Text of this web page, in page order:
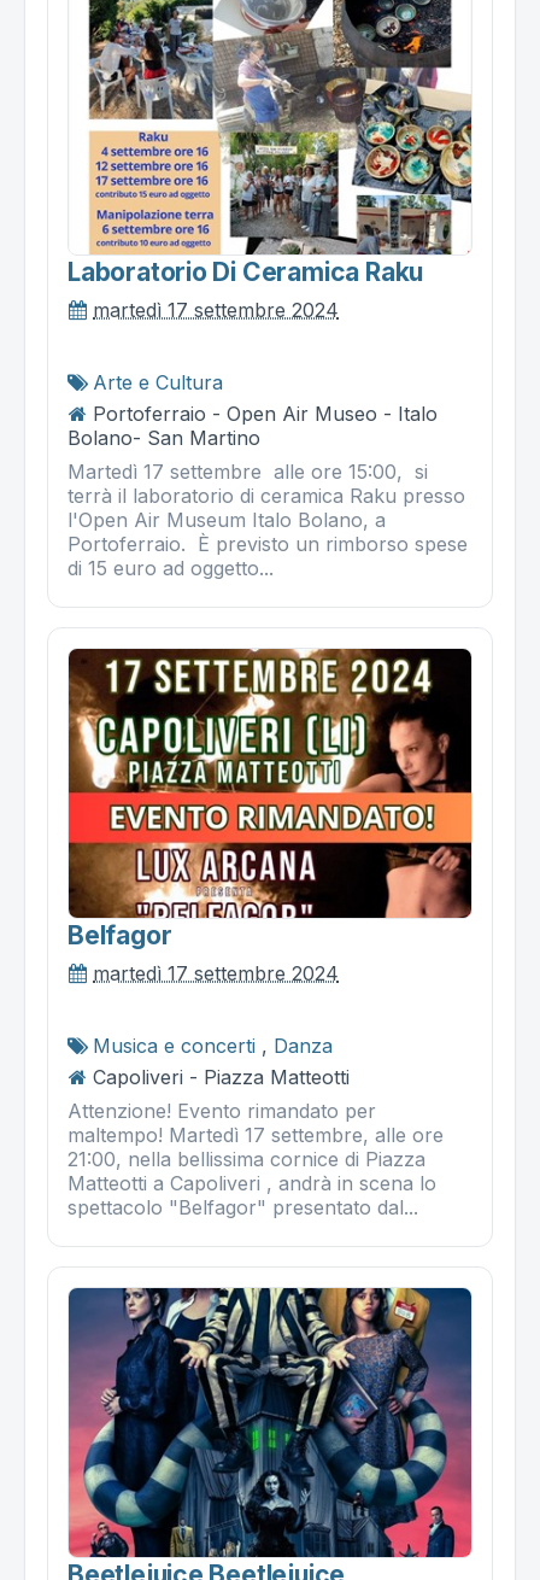
Laboratorio Di Ceramica Raku
martedì 17 settembre 2024
Arte e Cultura
Portoferraio - Open Air Museo - Italo
Bolano- San Martino
Martedì 17 settembre alle ore 15:00, si
terrà il laboratorio di ceramica Raku presso
l'Open Air Museum Italo Bolano, a
Portoferraio. È previsto un rimborso spese
di 15 euro ad oggetto...
Belfagor
martedì 17 settembre 2024
Musica e concerti , Danza
Capoliveri - Piazza Matteotti
Attenzione! Evento rimandato per
maltempo! Martedì 17 settembre, alle ore
21:00, nella bellissima cornice di Piazza
Matteotti a Capoliveri , andrà in scena lo
spettacolo "Belfagor" presentato dal...